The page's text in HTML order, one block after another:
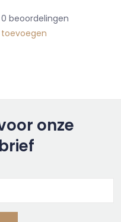
0 beoordelingen
onze